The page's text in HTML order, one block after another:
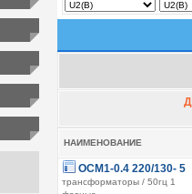
НАИМЕНОВАНИЕ
ОСМ1-0.4 220/130- 5
трансформаторы / 50гц 1